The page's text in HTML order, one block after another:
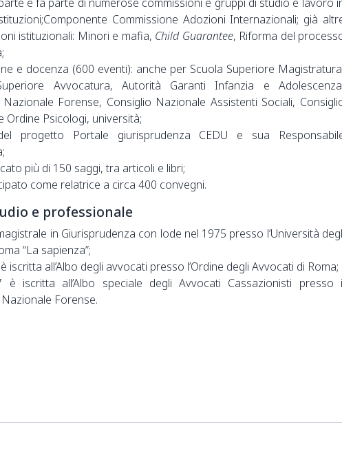
Commissione Adozioni Internazionali; già
istituzionali: Minori e mafia, Child Guarantee, Riforma del
e docenza (600 eventi): anche per Scuola Superiore
Avvocatura, Autorità Garanti Infanzia e
Nazionale Forense, Consiglio Nazionale Assistenti Sociali,
Ordine Psicologi, università;
progetto Portale giurisprudenza CEDU e sua
più di 150 saggi, tra articoli e libri;
come relatrice a circa 400 convegni.
e professionale
in Giurisprudenza con lode nel 1975 presso l’Università
“La sapienza”;
iscritta all’Albo degli avvocati presso l’Ordine degli Avvocati di Roma;
è iscritta all’Albo speciale degli Avvocati Cassazionisti presso
Forense.